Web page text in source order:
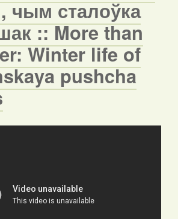
чым сталоўка
:: More than
Winter life of
pushcha